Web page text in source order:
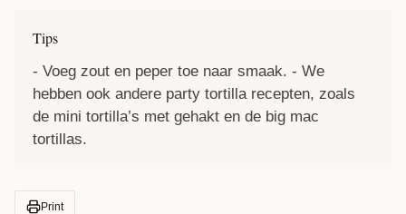
Tips
- Voeg zout en peper toe naar smaak. - We
hebben ook andere party tortilla recepten, zoals
de mini tortilla’s met gehakt en de big mac
tortillas.
Print